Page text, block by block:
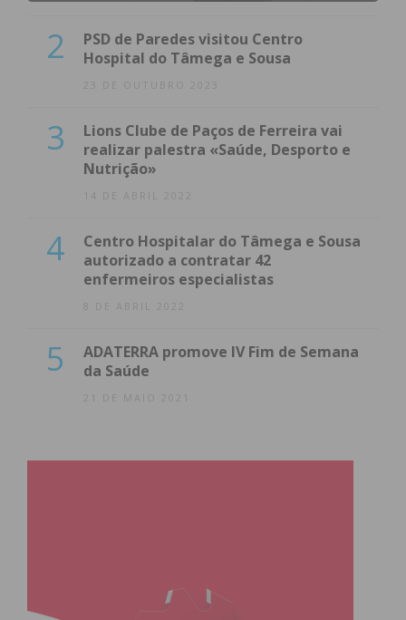
2
PSD de Paredes visitou Centro
Hospital do Tâmega e Sousa
23 DE OUTUBRO 2023
3
Lions Clube de Paços de Ferreira vai
realizar palestra «Saúde, Desporto e
Nutrição»
14 DE ABRIL 2022
4
Centro Hospitalar do Tâmega e Sousa
autorizado a contratar 42
enfermeiros especialistas
8 DE ABRIL 2022
5
ADATERRA promove IV Fim de Semana
da Saúde
21 DE MAIO 2021